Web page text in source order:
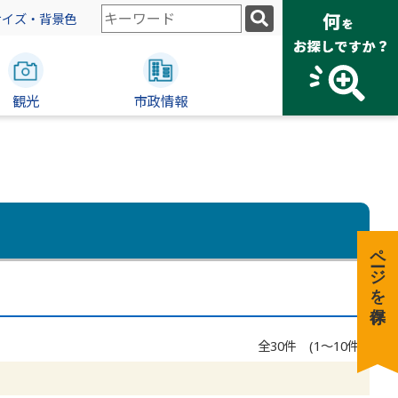
ズ・背景色
検
索
ー
観光 市政情報
全30件 (1～10件)
ページを保存